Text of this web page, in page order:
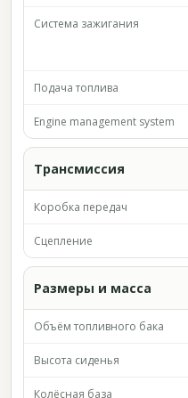
Система зажигания
Подача топлива
Engine management system
Трансмиссия
Коробка передач
Сцепление
Размеры и масса
Объём топливного бака
Высота сиденья
Колёсная база